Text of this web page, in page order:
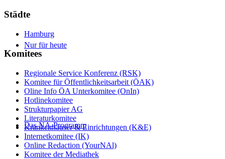
Nur für heute
Das NA-Programm
Städte
Hamburg
Komitees
Regionale Service Konferenz (RSK)
Komitee für Öffentlichkeitsarbeit (ÖAK)
Oline Info ÖA Unterkomitee (OnIn)
Hotlinekomitee
Strukturpapier AG
Literaturkomitee
Krankenhäuser & Einrichtungen (K&E)
Internetkomitee (IK)
Online Redaction (YourNAl)
Komitee der Mediathek